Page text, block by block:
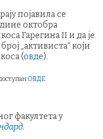
појавила се
октобра
Гарегина II и да је
„активиста“ који
(овде).
ОВДЕ.
факултета у
.